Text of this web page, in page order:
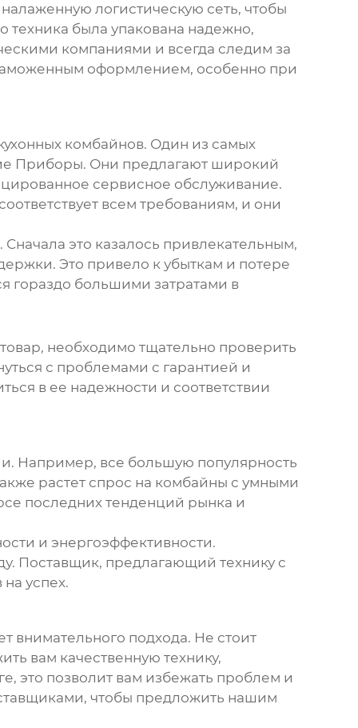
логистическую сеть, чтобы
техника была упакована надежно,
компаниями и всегда следим за
оформлением, особенно при
комбайнов. Один из самых
Приборы. Они предлагают широкий
сервисное обслуживание.
всем требованиям, и они
это казалось привлекательным,
Это привело к убыткам и потере
гораздо большими затратами в
необходимо тщательно проверить
с проблемами с гарантией и
в ее надежности и соответствии
Например, все большую популярность
растет спрос на комбайны с умными
последних тенденций рынка и
и энергоэффективности.
Поставщик, предлагающий технику с
успех.
внимательного подхода. Не стоит
вам качественную технику,
это позволит вам избежать проблем и
чтобы предложить нашим